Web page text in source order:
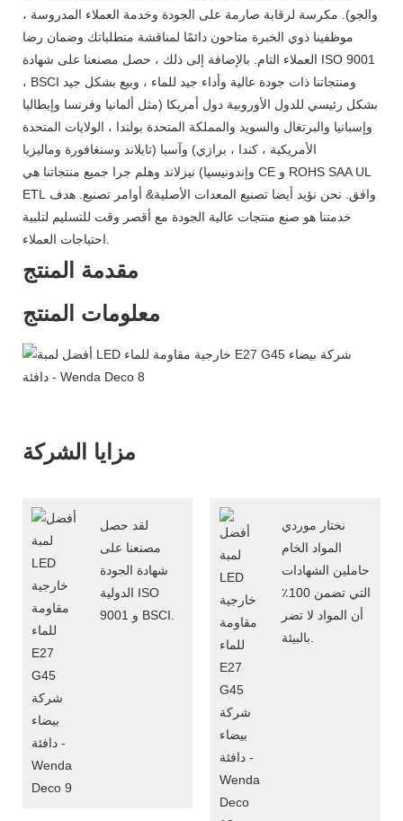
والجو). مكرسة لرقابة صارمة على الجودة وخدمة العملاء المدروسة ،
موظفينا ذوي الخبرة متاحون دائمًا لمناقشة متطلباتك وضمان رضا
العملاء التام. بالإضافة إلى ذلك ، حصل مصنعنا على شهادة ISO 9001
، BSCI ومنتجاتنا ذات جودة عالية وأداء جيد للماء ، وبيع بشكل جيد
بشكل رئيسي للدول الأوروبية دول أمريكا (مثل ألمانيا وفرنسا وإيطاليا
وإسبانيا والبرتغال والسويد والمملكة المتحدة بولندا ، الولايات المتحدة
الأمريكية ، كندا ، برازي) وآسيا (تايلاند وسنغافورة وماليزيا
وإندونيسيا) نيزلاند وهلم جرا جميع منتجاتنا هي CE و ROHS SAA UL
ETL وافق. نحن نؤيد أيضا تصنيع المعدات الأصلية& أوامر تصنيع. هدف
خدمتنا هو صنع منتجات عالية الجودة مع أقصر وقت للتسليم لتلبية
مقدمة المنتج
معلومات المنتج
مزايا الشركة
لقد حصل
مصنعنا على
شهادة الجودة
الدولية ISO
9001 و BSCI.
نختار موردي
المواد الخام
حاملين الشهادات
التي تضمن 100٪
أن المواد لا تضر